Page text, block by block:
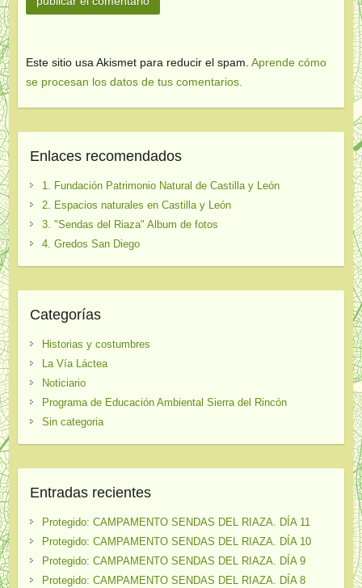
Este sitio usa Akismet para reducir el spam. Aprende cómo
se procesan los datos de tus comentarios.
Enlaces recomendados
1. Fundación Patrimonio Natural de Castilla y León
2. Espacios naturales en Castilla y León
3. "Sendas del Riaza" Album de fotos
4. Gredos San Diego
Categorías
Historias y costumbres
La Vía Láctea
Noticiario
Programa de Educación Ambiental Sierra del Rincón
Sin categoria
Entradas recientes
Protegido: CAMPAMENTO SENDAS DEL RIAZA. DÍA 11
Protegido: CAMPAMENTO SENDAS DEL RIAZA. DÍA 10
Protegido: CAMPAMENTO SENDAS DEL RIAZA. DÍA 9
Protegido: CAMPAMENTO SENDAS DEL RIAZA. DÍA 8